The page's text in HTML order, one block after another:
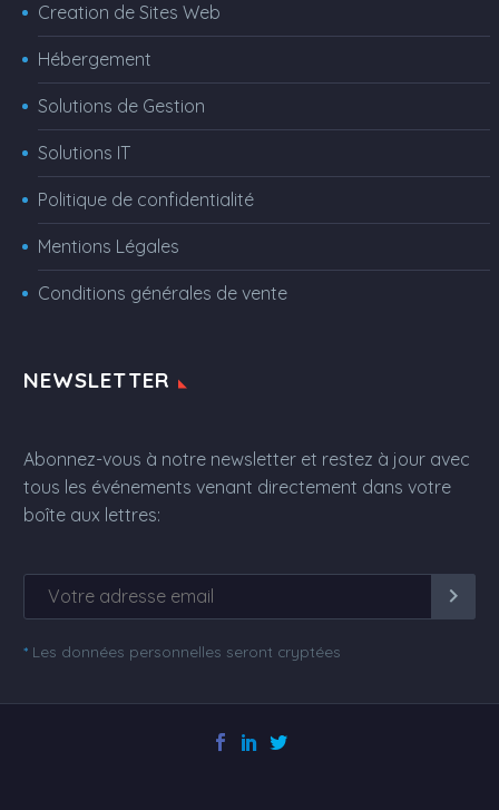
Creation de Sites Web
Hébergement
Solutions de Gestion
Solutions IT
Politique de confidentialité
Mentions Légales
Conditions générales de vente
NEWSLETTER
Abonnez-vous à notre newsletter et restez à jour avec
tous les événements venant directement dans votre
boîte aux lettres:
* Les données personnelles seront cryptées